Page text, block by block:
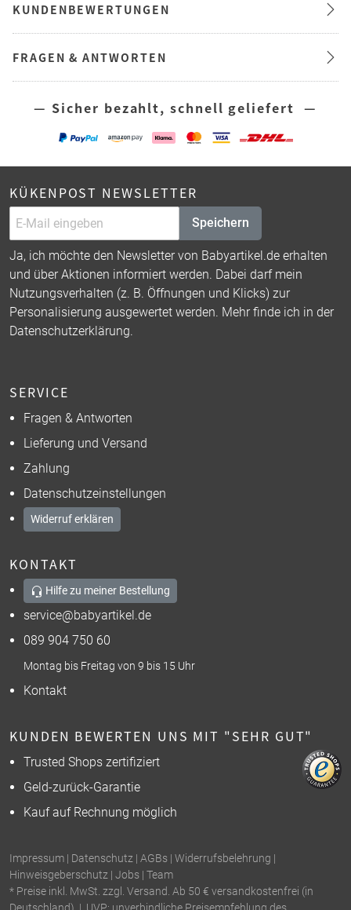
KUNDENBEWERTUNGEN
FRAGEN & ANTWORTEN
— Sicher bezahlt, schnell geliefert —
KÜKENPOST NEWSLETTER
Speichern
Ja, ich möchte den Newsletter von Babyartikel.de erhalten
und über Aktionen informiert werden. Dabei darf mein
Nutzungsverhalten (z. B. Öffnungen und Klicks) zur
Personalisierung ausgewertet werden. Mehr finde ich in der
Datenschutzerklärung.
SERVICE
Fragen & Antworten
Lieferung und Versand
Zahlung
Datenschutzeinstellungen
Widerruf erklären
KONTAKT
Hilfe zu meiner Bestellung
service@babyartikel.de
089 904 750 60
Montag bis Freitag von 9 bis 15 Uhr
Kontakt
KUNDEN BEWERTEN UNS MIT "SEHR GUT"
Trusted Shops zertifiziert
Geld-zurück-Garantie
Kauf auf Rechnung möglich
Impressum | Datenschutz | AGBs | Widerrufsbelehrung |
Hinweisgeberschutz | Jobs | Team
* Preise inkl. MwSt. zzgl. Versand. Ab 50 € versandkostenfrei (in